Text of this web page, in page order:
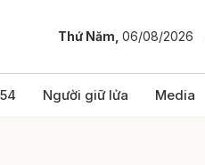
Thứ Năm, 06/08/2026
Người giữ lửa Media